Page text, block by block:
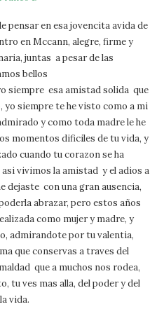
pensar en esa jovencita avida de
en Mccann, alegre, firme y
juntas a pesar de las
bellos
siempre esa amistad solida que
yo siempre te he visto como a mi
y como toda madre le he
momentos dificiles de tu vida, y
cuando tu corazon se ha
vivimos la amistad y el adios a
dejaste con una gran ausencia,
abrazar, pero estos años
como mujer y madre, y
admirandote por tu valentia,
que conservas a traves del
que a muchos nos rodea,
tu ves mas alla, del poder y del
vida.